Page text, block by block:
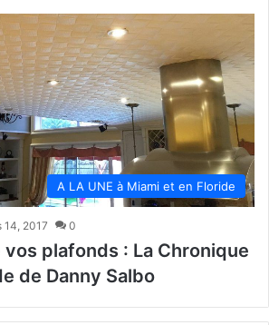
A LA UNE à Miami et en Floride
14, 2017 0
plafonds : La Chronique
de Danny Salbo